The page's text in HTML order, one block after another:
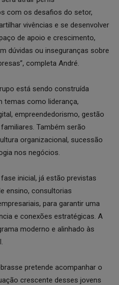
com os desafios do setor,
vivências e se desenvolver
de apoio e crescimento,
dúvidas ou inseguranças sobre
completa André.
está sendo construída
temas como liderança,
empreendedorismo, gestão
Também serão
organizacional, sucessão
nos negócios.
inicial, já estão previstas
ensino, consultorias
para garantir uma
e conexões estratégicas. A
moderno e alinhado às
pretende acompanhar o
crescente desses jovens